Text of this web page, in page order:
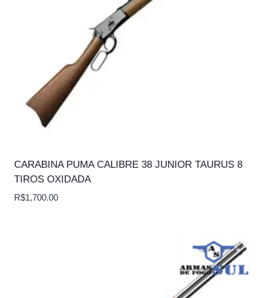
CARABINA PUMA CALIBRE 38 JUNIOR TAURUS 8
TIROS OXIDADA
R$1,700.00